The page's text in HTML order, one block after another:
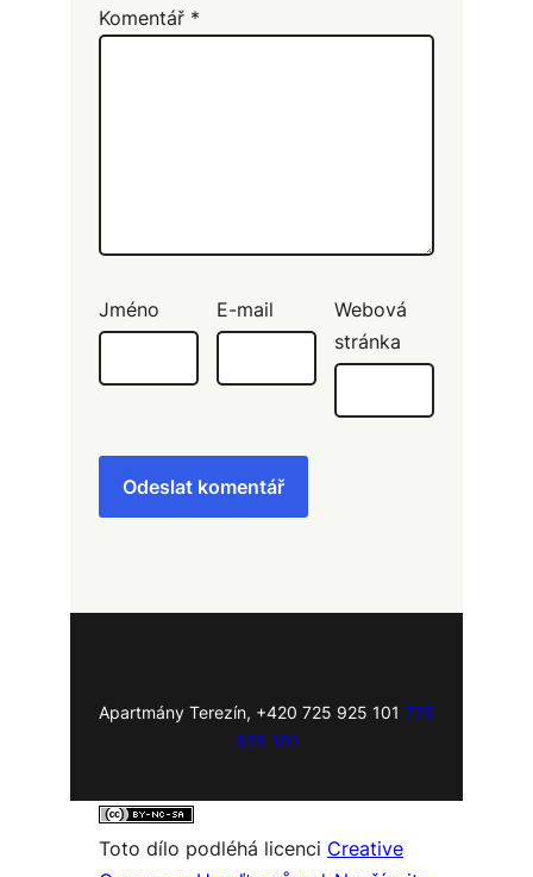
Komentář *
Jméno E-mail
Webová
stránka
Apartmány Terezín, +420 725 925 101 725
925 101
Toto dílo podléhá licenci Creative